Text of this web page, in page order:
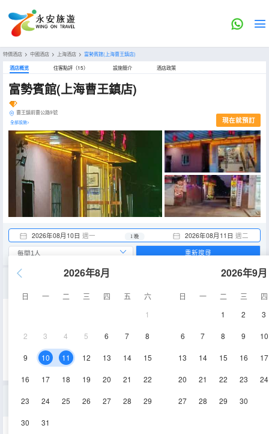
特價酒店 > 中國酒店 > 上海酒店 > 富勢賓館(上海曹王鎮店)
酒店概览 住客點評（15） 設施簡介 酒店政策
富勢賓館(上海曹王鎮店)
曹王鎮前曹公路9號
全部設施> 現在就預訂
2026年08月10日 週一 2026年08月11日 週二
1 晚
2026年8月
日 一 二 三 四 五
六
1
2 3 4 5 6 7 8
9 10 11 12 13 14 15
16 17 18 19 20 21 22
23 24 25 26 27 28 29
30 31
2026年9月
日 一 二 三
四
1
2 3
6 7 8 9 10
13 14 15 16 17
20 21 22 23 24
27 28 29 30
重新搜尋
空調
雙人間